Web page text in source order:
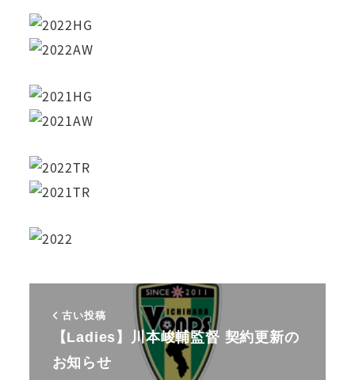
古い投稿
【Ladies】川本峻輔監督 契約更新の
お知らせ